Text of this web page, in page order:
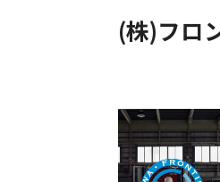
(株)フロ